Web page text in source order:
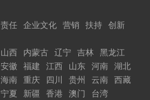
责任 企业文化 营销 扶持
创新
山西 内蒙古 辽宁 吉林
黑龙江
安徽 福建 江西 山东 河南
湖北
海南 重庆 四川 贵州 云南
西藏
宁夏 新疆 香港 澳门 台湾